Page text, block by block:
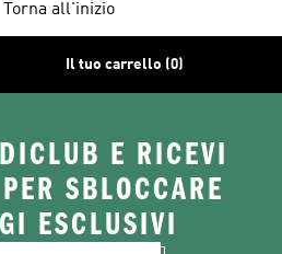
Torna all'inizio
Il tuo carrello (0)
E RICEVI
SBLOCCARE
ESCLUSIVI